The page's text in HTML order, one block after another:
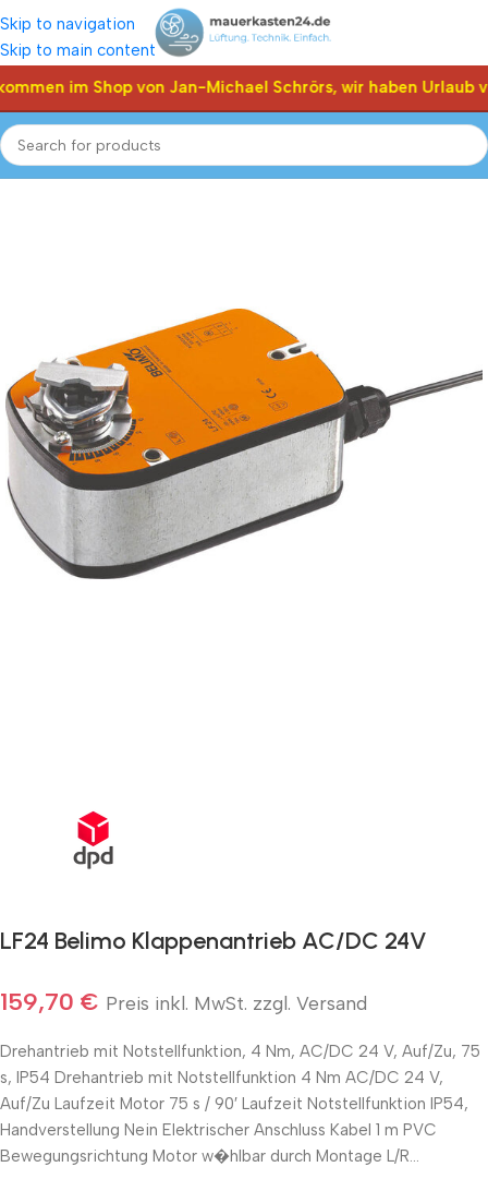
Skip to navigation
Skip to main content
im Shop von Jan-Michael Schrörs, wir haben Urlaub
Start Shop Klappen Stellantriebe, Stellmotor Belimo
LF24 Belimo Klappenantrieb AC/DC 24V
159,70 € Preis inkl. MwSt. zzgl. Versand
Drehantrieb mit Notstellfunktion, 4 Nm, AC/DC 24 V, Auf/Zu, 75
s, IP54 Drehantrieb mit Notstellfunktion 4 Nm AC/DC 24 V,
Auf/Zu Laufzeit Motor 75 s / 90′ Laufzeit Notstellfunktion IP54,
Handverstellung Nein Elektrischer Anschluss Kabel 1 m PVC
Bewegungsrichtung Motor w�hlbar durch Montage L/R…